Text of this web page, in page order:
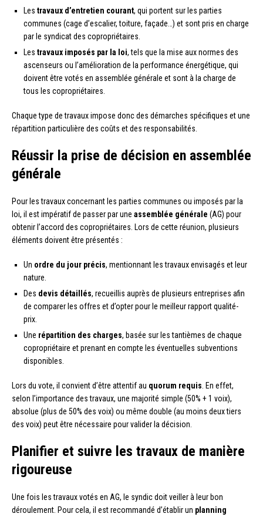
Les travaux d’entretien courant, qui portent sur les parties
communes (cage d’escalier, toiture, façade…) et sont pris en charge
par le syndicat des copropriétaires.
Les travaux imposés par la loi, tels que la mise aux normes des
ascenseurs ou l’amélioration de la performance énergétique, qui
doivent être votés en assemblée générale et sont à la charge de
tous les copropriétaires.
Chaque type de travaux impose donc des démarches spécifiques et une
répartition particulière des coûts et des responsabilités.
Réussir la prise de décision en assemblée
générale
Pour les travaux concernant les parties communes ou imposés par la
loi, il est impératif de passer par une assemblée générale (AG) pour
obtenir l’accord des copropriétaires. Lors de cette réunion, plusieurs
éléments doivent être présentés :
Un ordre du jour précis, mentionnant les travaux envisagés et leur
nature.
Des devis détaillés, recueillis auprès de plusieurs entreprises afin
de comparer les offres et d’opter pour le meilleur rapport qualité-
prix.
Une répartition des charges, basée sur les tantièmes de chaque
copropriétaire et prenant en compte les éventuelles subventions
disponibles.
Lors du vote, il convient d’être attentif au quorum requis . En effet,
selon l’importance des travaux, une majorité simple (50% + 1 voix),
absolue (plus de 50% des voix) ou même double (au moins deux tiers
des voix) peut être nécessaire pour valider la décision.
Planifier et suivre les travaux de manière
rigoureuse
Une fois les travaux votés en AG, le syndic doit veiller à leur bon
déroulement. Pour cela, il est recommandé d’établir un planning